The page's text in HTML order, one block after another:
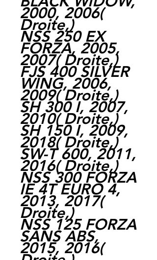
2000, 2006(
Droite,)
NSS 250 EX
FORZA, 2005,
2007(Droite,)
FJS 400 SILVER
WING, 2006,
2009(Droite,)
SH 300 I, 2007,
2010(Droite,)
SH 150 I, 2009,
2018(Droite,)
SW-T 600, 2011,
2016(Droite,)
NSS 300 FORZA
IE 4T EURO 4,
2013, 2017(
Droite,)
NSS 125 FORZA
SANS ABS,
2015, 2016(